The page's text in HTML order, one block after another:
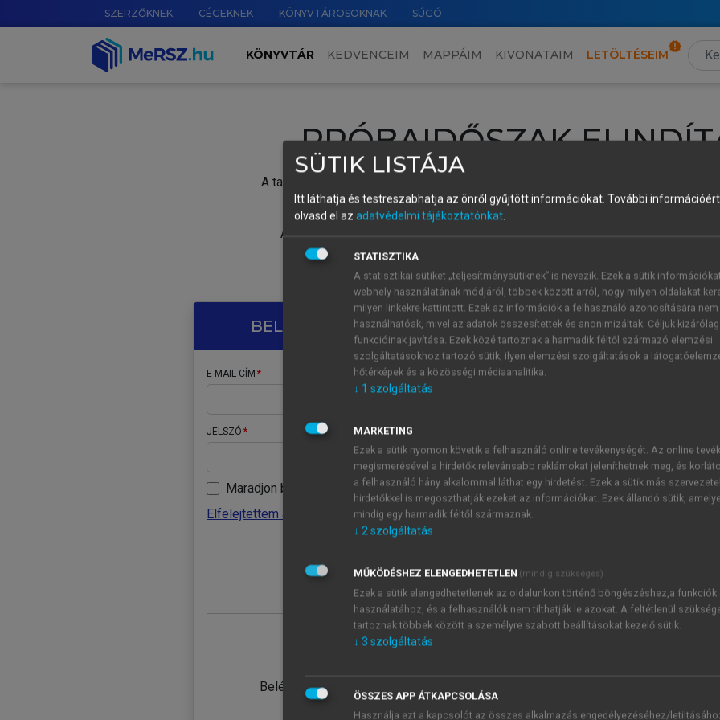
SZERZŐKNEK CÉGEKNEK KÖNYVTÁROSOKNAK SÚGÓ
KÖNYVTÁR KEDVENCEIM MAPPÁIM KIVONATAIM LETÖLTÉSEIM
PRÓBAIDŐSZAK
A tartalom megtekintéséhez lépj be a saját fiókoddal, iskolai azonosítóddal vagy
Új felhasználóként1 óra díjmentes hozzáférésrevagy
A próbaidőszak elindításához,
vagy hozz
A regisztráció után a
BELÉPÉS SAJÁT FIÓKKAL
E-MAIL-CÍM
JELSZÓ
Maradjon belépve
Elfelejtettem a jelszavamat
Belépés intézményi azonosítóval
ÚJ FIÓK
1 óra
JELSZÓ
Kérek értesítést a MeRSZ
Kérek értesítést az
SÜTIK LISTÁJA
Itt láthatja és testreszabhatja az önről gyűjtött információkat. További
olvasd el az adatvédelmi tájékoztatónkat.
STATISZTIKA
A statisztikai sütiket „teljesítménysütiknek” is nevezik. Ezek a sütik
webhely használatának módjáról, többek között arról, hogy milyen oldalakat
milyen linkekre kattintott. Ezek az információk a felhasználó azonosítására nem
használhatóak, mivel az adatok összesítettek és anonimizáltak. Céljuk
funkcióinak javítása. Ezek közé tartoznak a harmadik féltől származó elemzési
szolgáltatásokhoz tartozó sütik; ilyen elemzési szolgáltatások a
hőtérképek és a közösségi médiaanalitika.
↓ 1 szolgáltatás
MARKETING
Ezek a sütik nyomon követik a felhasználó online tevékenységét. Az online
megismerésével a hirdetők relevánsabb reklámokat jeleníthetnek meg, és
a felhasználó hány alkalommal láthat egy hirdetést. Ezek a sütik más
hirdetőkkel is megoszthatják ezeket az információkat. Ezek állandó sütik,
mindig egy harmadik féltől származnak.
↓ 2szolgáltatás
MŰKÖDÉSHEZ ELENGEDHETETLEN (mindig szükséges)
Ezek a sütik elengedhetetlenek az oldalunkon történő böngészéshez,a funkciók
használatához, és a felhasználók nem tilthatják le azokat. A feltétlenül
tartoznak többek között a személyre szabott beállításokat kezelő sütik.
↓ 3 szolgáltatás
ÖSSZES APP ÁTKAPCSOLÁSA
Használja ezt a kapcsolót az összes alkalmazás engedélyezéséhez/